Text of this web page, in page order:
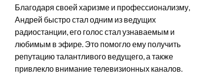
Благодаря своей харизме и профессионализму,
Андрей быстро стал одним из ведущих
радиостанции, его голос стал узнаваемым и
любимым в эфире. Это помогло ему получить
репутацию талантливого ведущего, а также
привлекло внимание телевизионных каналов.